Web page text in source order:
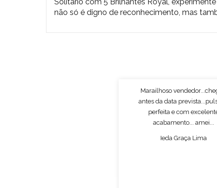
não só é digno de reconhecimento, mas
Marailhoso
antes da data
perfeita e com
acabamento... amei...
Ieda Graça Lima